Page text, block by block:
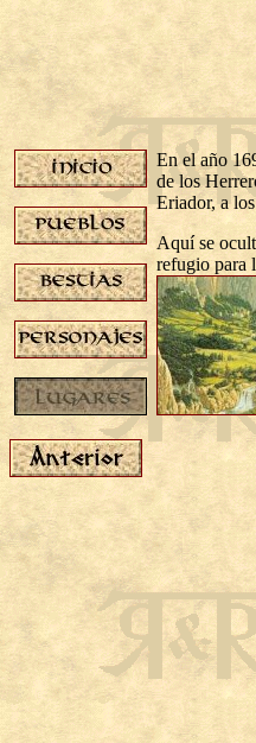
En el año
de los
Eriador, a
Aquí se
refugio para